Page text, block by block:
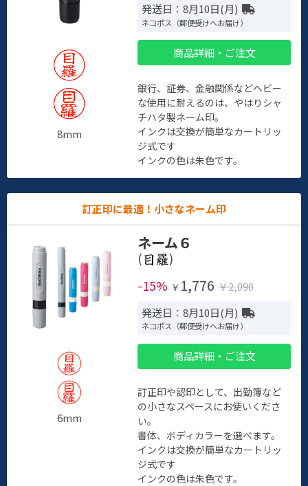
8mm
発送日：8月10日(月)
ネコポス（郵便受けへお届け）
商品詳細・ご注文
銀行、証券、金融関係などヘビー
な使用に耐えるのは、やはりシャ
チハタ製ネーム印。
インクは交換が簡単なカートリッ
ジ式です
インクの色は朱色です。
訂正印に最適！小さなネーム印
6mm
ネーム６
(
)
-15% ￥ 1,776 ￥2,090
発送日：8月10日(月)
ネコポス（郵便受けへお届け）
商品詳細・ご注文
訂正印や認印として、出勤簿など
の小さなスペースにお使いくださ
い。
書体、ボディカラーを選べます。
インクは交換が簡単なカートリッ
ジ式です
インクの色は朱色です。